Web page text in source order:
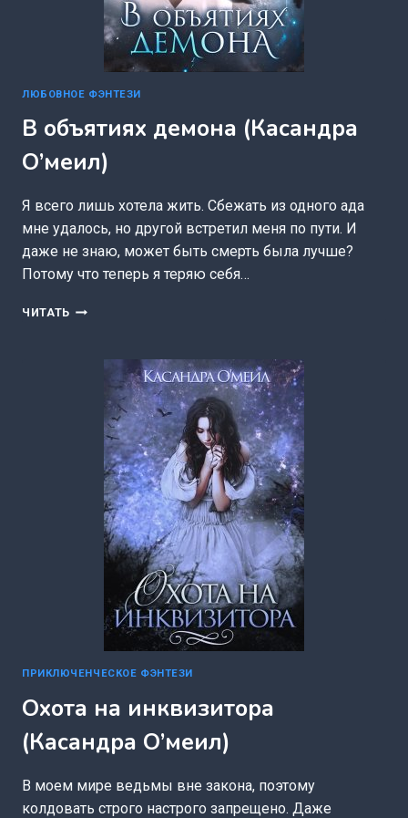
ЛЮБОВНОЕ ФЭНТЕЗИ
В объятиях демона (Касандра
О’меил)
Я всего лишь хотела жить. Сбежать из одного ада
мне удалось, но другой встретил меня по пути. И
даже не знаю, может быть смерть была лучше?
Потому что теперь я теряю себя…
ЧИТАТЬ В
(КАСАНДРА
О’МЕИЛ)
ПРИКЛЮЧЕНЧЕСКОЕ ФЭНТЕЗИ
Охота на инквизитора
(Касандра О’меил)
В моем мире ведьмы вне закона, поэтому
колдовать строго настрого запрещено. Даже